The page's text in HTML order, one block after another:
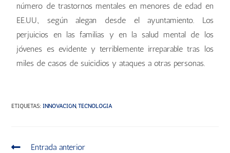
número de trastornos mentales en menores de edad en
EE.UU., según alegan desde el ayuntamiento. Los
perjuicios en las familias y en la salud mental de los
jóvenes es evidente y terriblemente irreparable tras los
miles de casos de suicidios y ataques a otras personas.
ETIQUETAS:INNOVACIÓN, TECNOLOGÍA
Entrada anterior